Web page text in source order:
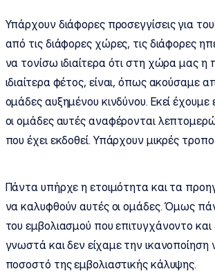
Υπάρχουν διάφορες προσεγγίσεις για
από τις διάφορες χώρες, τις διάφορες
να τονίσω ιδιαίτερα ότι στη χώρα μας η
ιδιαίτερα φέτος, είναι, όπως ακούσαμε
ομάδες αυξημένου κινδύνου. Εκεί έχουμε
οι ομάδες αυτές αναφέρονται
που έχει εκδοθεί. Υπάρχουν μικρές
Πάντα υπήρχε η ετοιμότητα και τα
να καλυφθούν αυτές οι ομάδες. Όμως
του εμβολιασμού που επιτυγχάνοντο
γνωστά και δεν είχαμε την ικανοποίηση
ποσοστό της εμβολιαστικής κάλυψης.